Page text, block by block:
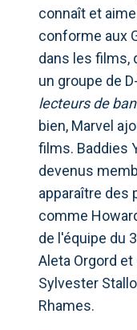
connaît et
conforme aux
dans les films,
un groupe de
lecteurs de
bien, Marvel
films. Baddies
devenus
apparaître des
comme
de l'équipe du
Aleta Orgord
Sylvester
Rhames.